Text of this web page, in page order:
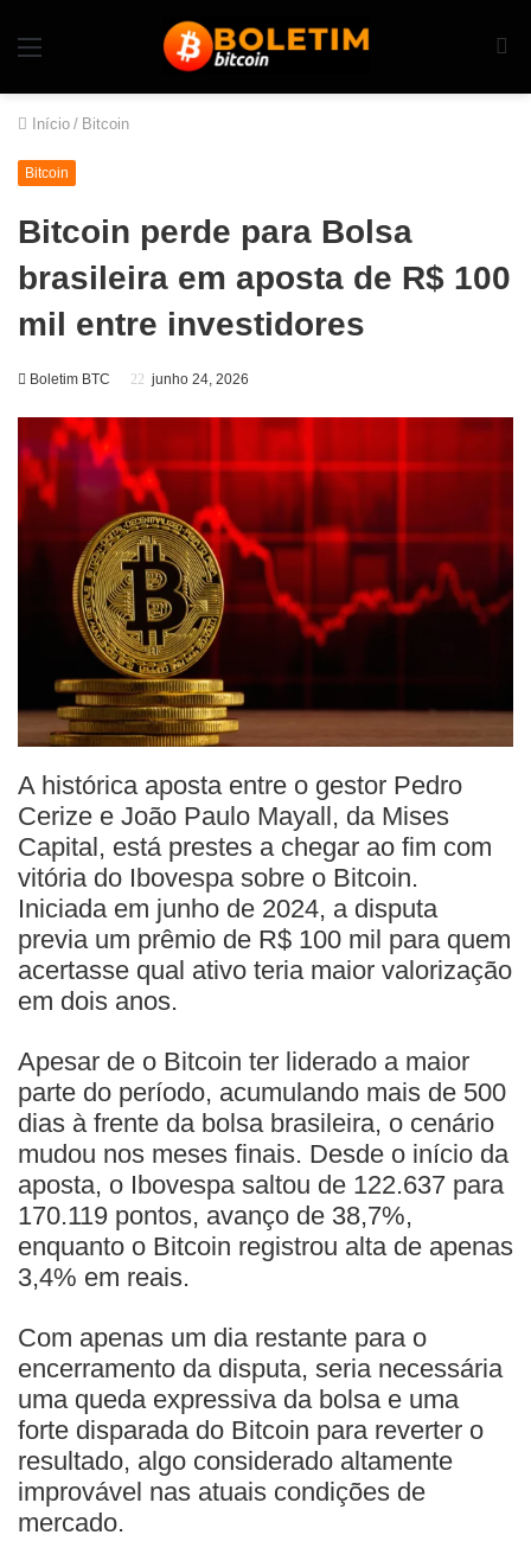
Início / Bitcoin
Bitcoin
Bitcoin perde para Bolsa
brasileira em aposta de R$ 100
mil entre investidores
Boletim BTC junho 24, 2026
A histórica aposta entre o gestor Pedro
Cerize e João Paulo Mayall, da Mises
Capital, está prestes a chegar ao fim com
vitória do Ibovespa sobre o Bitcoin.
Iniciada em junho de 2024, a disputa
previa um prêmio de R$ 100 mil para quem
acertasse qual ativo teria maior valorização
em dois anos.
Apesar de o Bitcoin ter liderado a maior
parte do período, acumulando mais de 500
dias à frente da bolsa brasileira, o cenário
mudou nos meses finais. Desde o início da
aposta, o Ibovespa saltou de 122.637 para
170.119 pontos, avanço de 38,7%,
enquanto o Bitcoin registrou alta de apenas
3,4% em reais.
Com apenas um dia restante para o
encerramento da disputa, seria necessária
uma queda expressiva da bolsa e uma
forte disparada do Bitcoin para reverter o
resultado, algo considerado altamente
improvável nas atuais condições de
mercado.